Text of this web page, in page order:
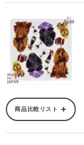
商品比較リスト